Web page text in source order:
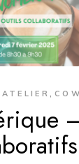
ATELIER ,